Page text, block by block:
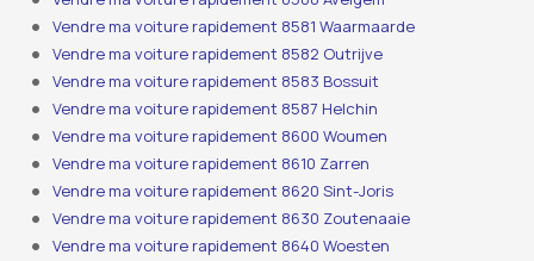
Vendre ma voiture rapidement 8581 Waarmaarde
Vendre ma voiture rapidement 8582 Outrijve
Vendre ma voiture rapidement 8583 Bossuit
Vendre ma voiture rapidement 8587 Helchin
Vendre ma voiture rapidement 8600 Woumen
Vendre ma voiture rapidement 8610 Zarren
Vendre ma voiture rapidement 8620 Sint-Joris
Vendre ma voiture rapidement 8630 Zoutenaaie
Vendre ma voiture rapidement 8640 Woesten